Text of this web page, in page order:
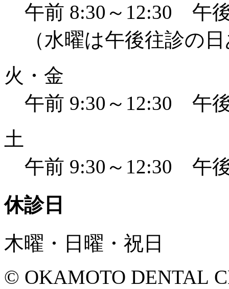
午前 8:30～12:30 午
（水曜は午後往診の
火・金
午前 9:30～12:30 午
土
午前 9:30～12:30 午
休診日
木曜・日曜・祝日
© OKAMOTO DENTAL